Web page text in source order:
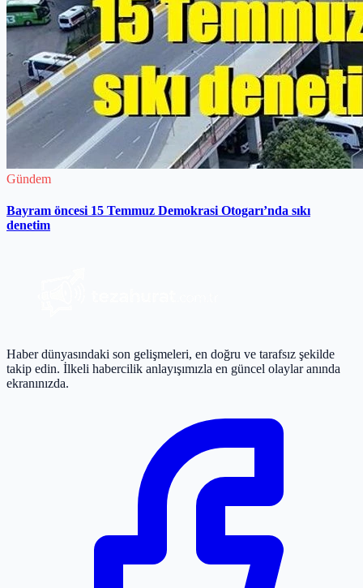
Gündem
Bayram öncesi 15 Temmuz Demokrasi Otogarı’nda sıkı
denetim
Haber dünyasındaki son gelişmeleri, en doğru ve tarafsız şekilde
takip edin. İlkeli habercilik anlayışımızla en güncel olaylar anında
ekranınızda.